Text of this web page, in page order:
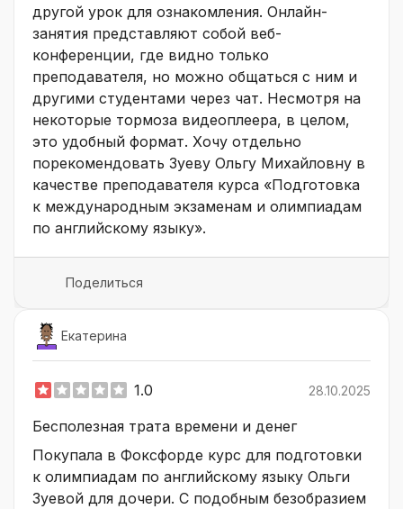
другой урок для ознакомления. Онлайн-
занятия представляют собой веб-
конференции, где видно только
преподавателя, но можно общаться с ним и
другими студентами через чат. Несмотря на
некоторые тормоза видеоплеера, в целом,
это удобный формат. Хочу отдельно
порекомендовать Зуеву Ольгу Михайловну в
качестве преподавателя курса «Подготовка
к международным экзаменам и олимпиадам
по английскому языку».
Поделиться
Екатерина
1.0 28.10.2025
Бесполезная трата времени и денег
Покупала в Фоксфорде курс для подготовки
к олимпиадам по английскому языку Ольги
Зуевой для дочери. С подобным безобразием